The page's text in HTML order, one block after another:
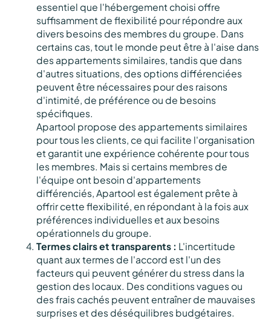
essentiel que l'hébergement choisi offre
suffisamment de flexibilité pour répondre aux
divers besoins des membres du groupe. Dans
certains cas, tout le monde peut être à l'aise dans
des appartements similaires, tandis que dans
d'autres situations, des options différenciées
peuvent être nécessaires pour des raisons
d'intimité, de préférence ou de besoins
spécifiques.
Apartool propose des appartements similaires
pour tous les clients, ce qui facilite l'organisation
et garantit une expérience cohérente pour tous
les membres. Mais si certains membres de
l'équipe ont besoin d'appartements
différenciés, Apartool est également prête à
offrir cette flexibilité, en répondant à la fois aux
préférences individuelles et aux besoins
opérationnels du groupe.
Termes clairs et transparents : L'incertitude
quant aux termes de l'accord est l'un des
facteurs qui peuvent générer du stress dans la
gestion des locaux. Des conditions vagues ou
des frais cachés peuvent entraîner de mauvaises
surprises et des déséquilibres budgétaires.